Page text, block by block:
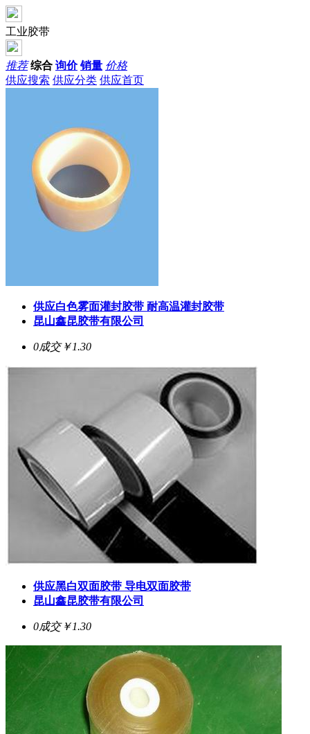
工业胶带
推荐 综合 询价 销量 价格
供应搜索 供应分类 供应首页
供应白色雾面灌封胶带 耐高温灌封胶带
昆山鑫昆胶带有限公司
0成交￥1.30
供应黑白双面胶带 导电双面胶带
昆山鑫昆胶带有限公司
0成交￥1.30